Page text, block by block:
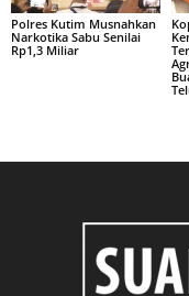
Polres Kutim Musnahkan
Narkotika Sabu Senilai
Rp1,3 Miliar